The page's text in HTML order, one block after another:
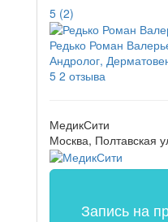
5 (2)
Редько Роман
Андролог,
5 2 отзыва
МедикСити
Москва, Полтавская
Запись на